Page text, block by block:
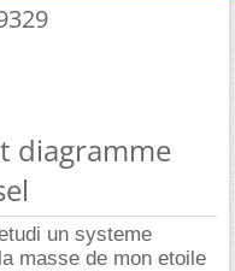
diagramme
un systeme
masse de mon etoile